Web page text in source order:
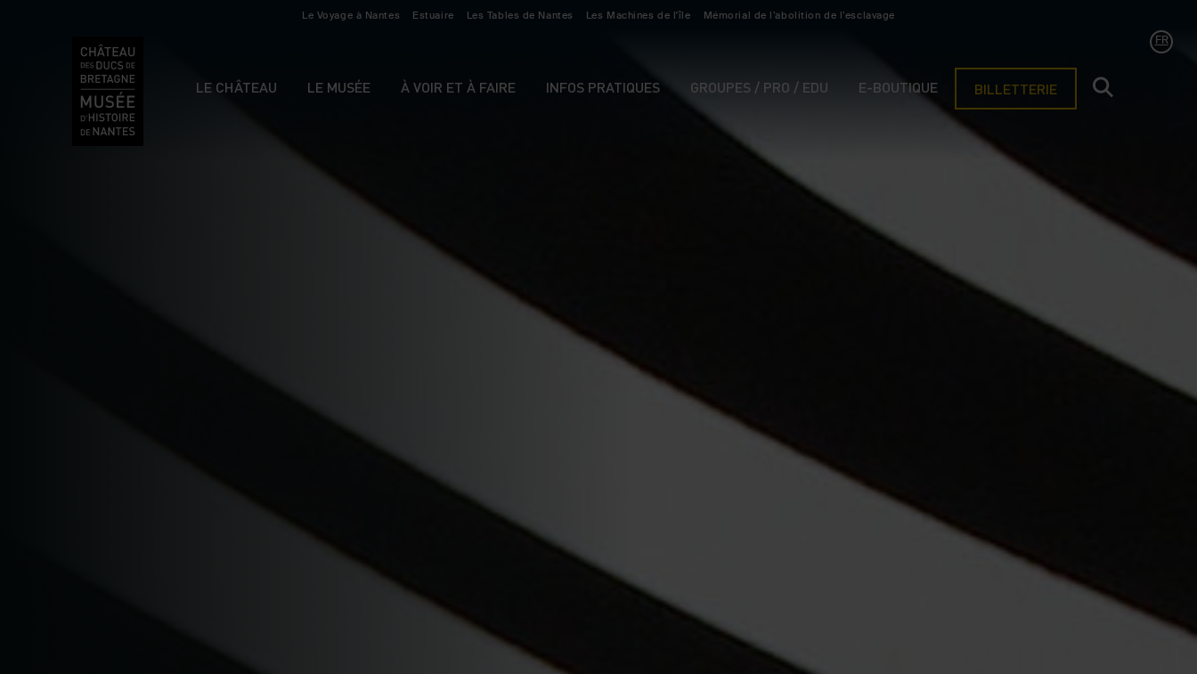
Le Voyage à Nantes Estuaire Les Tables de Nantes Les Machines de l'île Mémorial de l’abolition de l’esclavage
LE CHÂTEAU LE MUSÉE À VOIR ET À FAIRE INFOS PRATIQUES GROUPES / PRO / EDU E-BOUTIQUE BILLETTERIE
FR